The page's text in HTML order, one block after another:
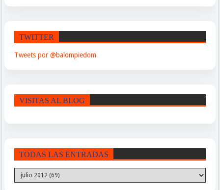
TWITTER
Tweets por @balompiedom
VISITAS AL BLOG
TODAS LAS ENTRADAS